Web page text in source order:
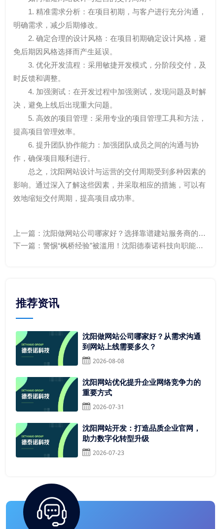
1. 精准需求分析：在项目初期，与客户进行充分沟通，
明确需求，减少后期修改。
2. 确定合理的设计风格：在项目初期确定设计风格，避
免后期因风格选择而产生延误。
3. 优化开发流程：采用敏捷开发模式，分阶段交付，及
时反馈和调整。
4. 加强测试：在开发过程中加强测试，发现问题及时解
决，避免上线后出现重大问题。
5. 高效的项目管理：采用专业的项目管理工具和方法，
提高项目管理效率。
6. 提升团队协作能力：加强团队成员之间的沟通与协
作，确保项目顺利进行。
总之，沈阳网站设计与运营的交付周期受到多种因素的
影响。通过深入了解这些因素，并采取相应的措施，可以有
效地缩短交付周期，提高项目成功率。
上一篇： 沈阳做网站公司哪家好？选择靠谱建站服务商的5
个关键标准
下一篇： 警惕“枫桥经验”被滥用！沈阳德泰诺科技向职能部
推荐资讯
沈阳做网站公司哪家好？从需求沟通
到网站上线需要多久？
2026-08-08
沈阳网站优化提升企业网络竞争力的
重要方式
2026-07-31
沈阳网站开发：打造品质企业官网，
助力数字化转型升级
2026-07-23